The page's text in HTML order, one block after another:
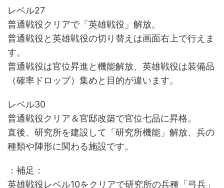
レベル27
普通戦役クリアで「英雄戦役」解放。
普通戦役と英雄戦役の切り替えは画面右上で行えま
す。
普通戦役は官位昇進と機能解放、英雄戦役は装備品
（確率ドロップ）集めと目的が違います。
レベル30
普通戦役クリア＆官邸改築で官位七品に昇格。
直後、研究所を建設して「研究所機能」解放、兵の
種類や陣形に関わる施設です。
：補足：
英雄戦役レベル10をクリアで研究所の兵種「弓兵」